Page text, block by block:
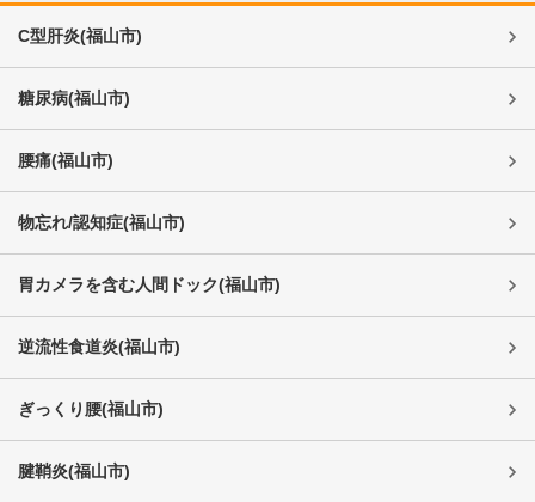
C型肝炎(福山市)
糖尿病(福山市)
腰痛(福山市)
物忘れ/認知症(福山市)
胃カメラを含む人間ドック(福山市)
逆流性食道炎(福山市)
ぎっくり腰(福山市)
腱鞘炎(福山市)